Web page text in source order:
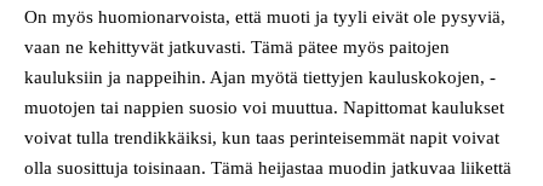
On myös huomionarvoista, että muoti ja tyyli eivät ole pysyviä,
vaan ne kehittyvät jatkuvasti. Tämä pätee myös paitojen
kauluksiin ja nappeihin. Ajan myötä tiettyjen kauluskokojen, -
muotojen tai nappien suosio voi muuttua. Napittomat kaulukset
voivat tulla trendikkäiksi, kun taas perinteisemmät napit voivat
olla suosittuja toisinaan. Tämä heijastaa muodin jatkuvaa liikettä